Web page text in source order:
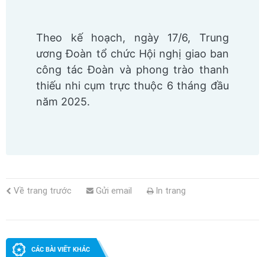
Theo kế hoạch, ngày 17/6, Trung
ương Đoàn tổ chức Hội nghị giao ban
công tác Đoàn và phong trào thanh
thiếu nhi cụm trực thuộc 6 tháng đầu
năm 2025.
Về trang trước Gửi email In trang
CÁC BÀI VIẾT KHÁC